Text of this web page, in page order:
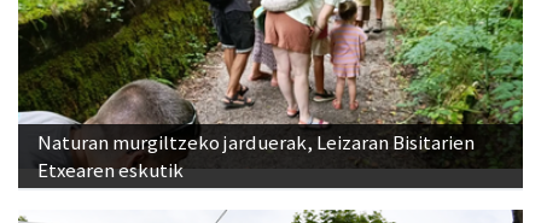
Naturan murgiltzeko jarduerak, Leizaran Bisitarien
Etxearen eskutik